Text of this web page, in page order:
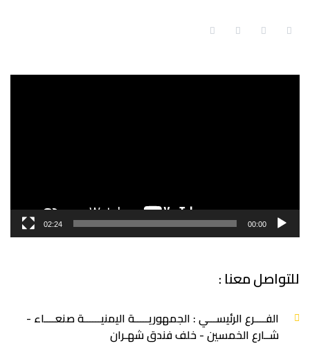
00:00
02:24
للتواصل معنا :
الفــــرع الرئيســـي : الجمهوريـــــة اليمنيــــــة صنعــــاء -
شــارع الخمسين - خلف فندق شهـران